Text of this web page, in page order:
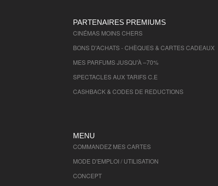
PARTENAIRES PREMIUMS
CINÉMAS MOINS CHERS
BONS D'ACHATS - CHÈQUES & CARTES CADEAUX
MES PARFUMS JUSQU'À –70%
SPECTACLES AUX TARIFS C.E
CASHBACK & CODES DE REDUCTIONS
MENU
COMMANDEZ MES CARTES
MODE D'EMPLOI / UTILISATION
CONCEPT